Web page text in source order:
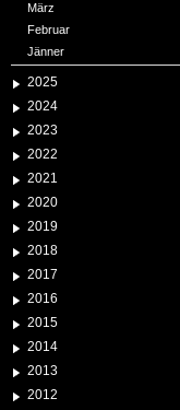
März
Februar
Jänner
2025
2024
2023
2022
2021
2020
2019
2018
2017
2016
2015
2014
2013
2012